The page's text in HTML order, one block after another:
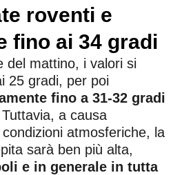
roventi e
fino ai 34 gradi
del mattino, i valori si
25 gradi, per poi
fino a 31-32 gradi
a causa
condizioni atmosferiche, la
sarà ben più alta,
e in generale in tutta